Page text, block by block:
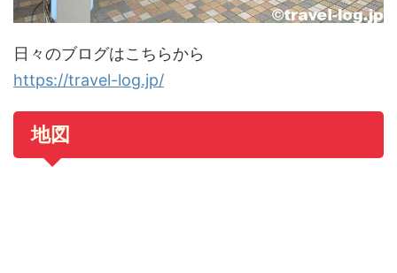
日々のブログはこちらから
https://travel-log.jp/
地図